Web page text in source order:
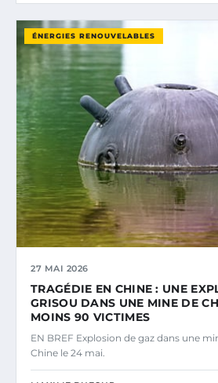
ÉNERGIES RENOUVELABLES
27 MAI 2026
TRAGÉDIE EN CHINE : UNE
GRISOU DANS UNE MINE DE
MOINS 90 VICTIMES
EN BREF Explosion de gaz dans une
Chine le 24 mai.